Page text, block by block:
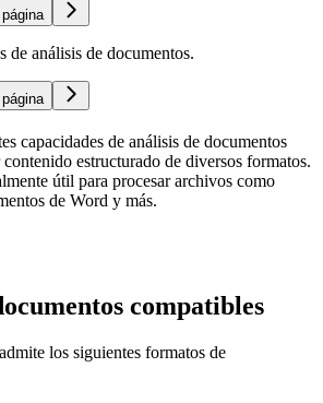
de análisis de documentos.
capacidades de análisis de documentos
estructurado de diversos formatos.
útil para procesar archivos como
de Word y más.
compatibles
los siguientes formatos de